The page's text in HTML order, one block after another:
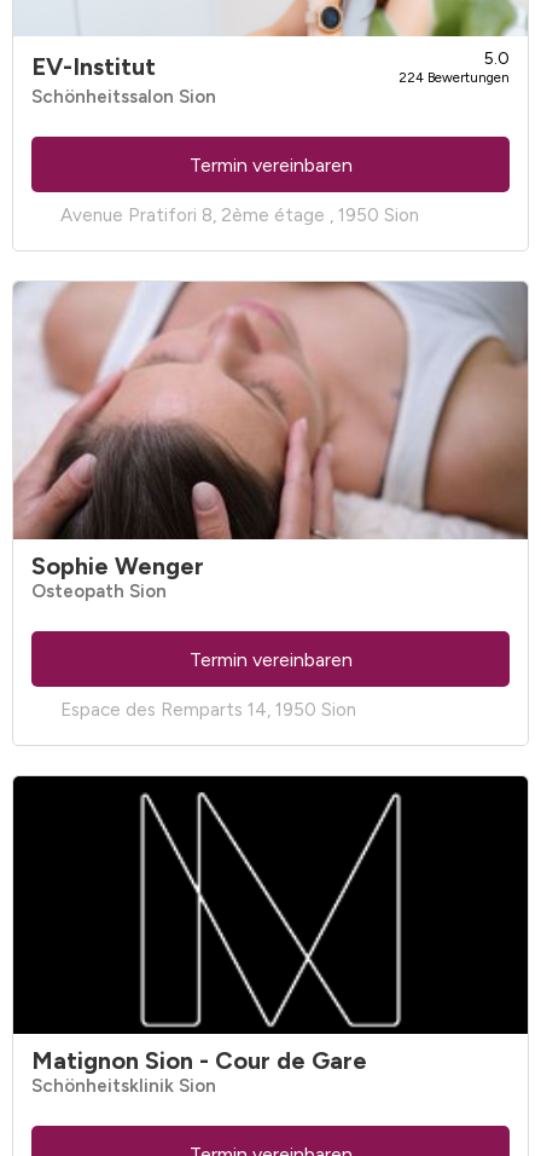
EV-Institut 5.0
224 Bewertungen
Schönheitssalon Sion
Avenue Pratifori 8, 2ème étage , 1950 Sion
Termin vereinbaren
Sophie Wenger
Osteopath Sion
Espace des Remparts 14, 1950 Sion
Termin vereinbaren
Matignon Sion - Cour de Gare
Schönheitsklinik Sion